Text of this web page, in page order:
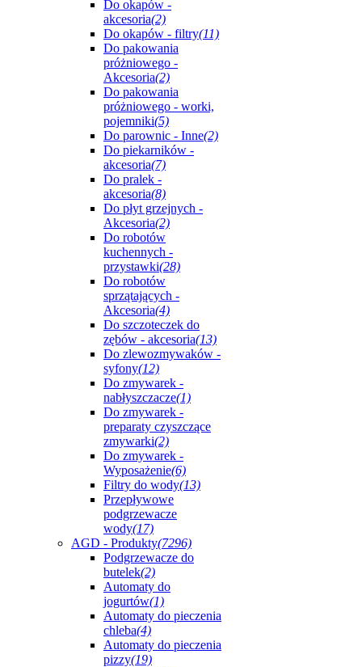
Do okapów -
akcesoria(2)
Do okapów - filtry(11)
Do pakowania
próżniowego -
Akcesoria(2)
Do pakowania
próżniowego - worki,
pojemniki(5)
Do parownic - Inne(2)
Do piekarników -
akcesoria(7)
Do pralek -
akcesoria(8)
Do płyt grzejnych -
Akcesoria(2)
Do robotów
kuchennych -
przystawki(28)
Do robotów
sprzątających -
Akcesoria(4)
Do szczoteczek do
zębów - akcesoria(13)
Do zlewozmywaków -
syfony(12)
Do zmywarek -
nabłyszczacze(1)
Do zmywarek -
preparaty czyszczące
zmywarki(2)
Do zmywarek -
Wyposażenie(6)
Filtry do wody(13)
Przepływowe
podgrzewacze
wody(17)
AGD - Produkty(7296)
Podgrzewacze do
butelek(2)
Automaty do
jogurtów(1)
Automaty do pieczenia
chleba(4)
Automaty do pieczenia
pizzy(19)